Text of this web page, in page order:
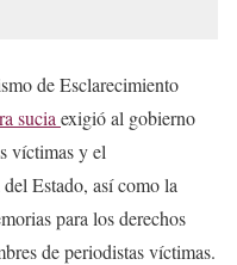
de Esclarecimiento
sucia exigió al gobierno
víctimas y el
Estado, así como la
para los derechos
de periodistas víctimas.